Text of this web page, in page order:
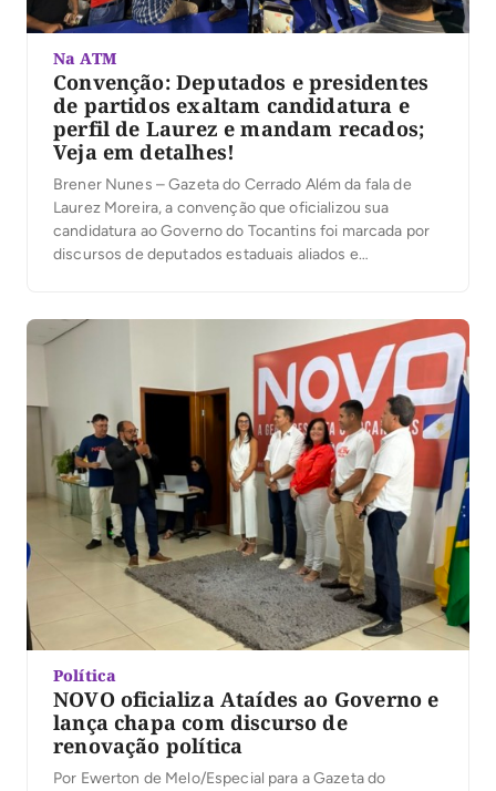
Na ATM
Convenção: Deputados e presidentes
de partidos exaltam candidatura e
perfil de Laurez e mandam recados;
Veja em detalhes!
Brener Nunes – Gazeta do Cerrado Além da fala de
Laurez Moreira, a convenção que oficializou sua
candidatura ao Governo do Tocantins foi marcada por
discursos de deputados estaduais aliados e
adversários. Os pronunciamentos reforçaram o
discurso de mudança, destacaram o […]
Política
NOVO oficializa Ataídes ao Governo e
lança chapa com discurso de
renovação política
Por Ewerton de Melo/Especial para a Gazeta do